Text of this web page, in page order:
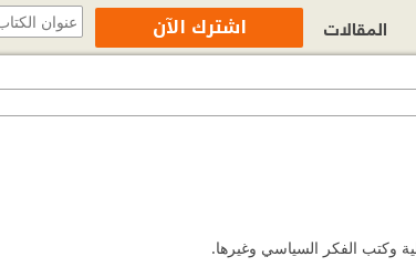
المقالات اشترك الآن